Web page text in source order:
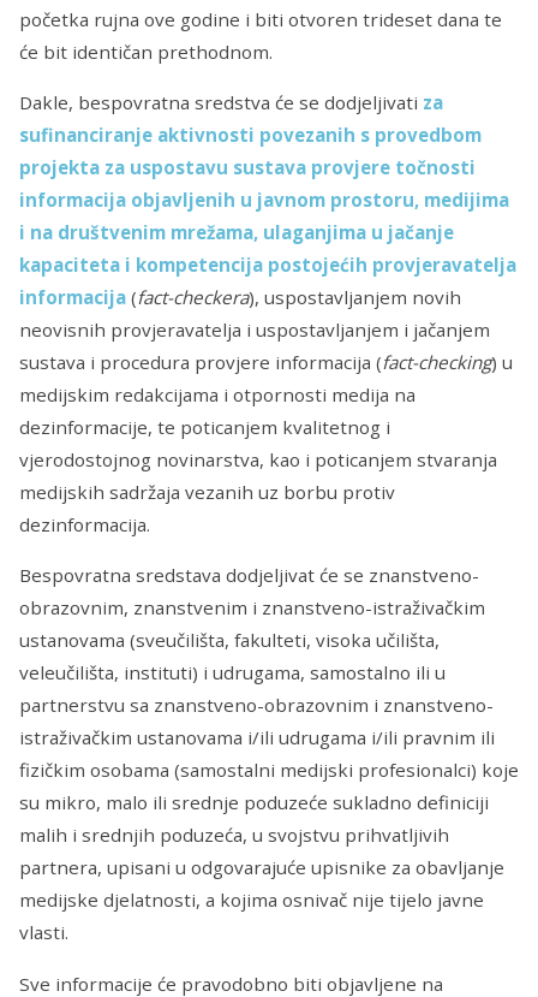
početka rujna ove godine i biti otvoren trideset dana te
će bit identičan prethodnom.
Dakle, bespovratna sredstva će se dodjeljivati za
sufinanciranje aktivnosti povezanih s provedbom
projekta za uspostavu sustava provjere točnosti
informacija objavljenih u javnom prostoru, medijima
i na društvenim mrežama, ulaganjima u jačanje
kapaciteta i kompetencija postojećih provjeravatelja
informacija (fact-checkera), uspostavljanjem novih
neovisnih provjeravatelja i uspostavljanjem i jačanjem
sustava i procedura provjere informacija (fact-checking) u
medijskim redakcijama i otpornosti medija na
dezinformacije, te poticanjem kvalitetnog i
vjerodostojnog novinarstva, kao i poticanjem stvaranja
medijskih sadržaja vezanih uz borbu protiv
dezinformacija.
Bespovratna sredstava dodjeljivat će se znanstveno-
obrazovnim, znanstvenim i znanstveno-istraživačkim
ustanovama (sveučilišta, fakulteti, visoka učilišta,
veleučilišta, instituti) i udrugama, samostalno ili u
partnerstvu sa znanstveno-obrazovnim i znanstveno-
istraživačkim ustanovama i/ili udrugama i/ili pravnim ili
fizičkim osobama (samostalni medijski profesionalci) koje
su mikro, malo ili srednje poduzeće sukladno definiciji
malih i srednjih poduzeća, u svojstvu prihvatljivih
partnera, upisani u odgovarajuće upisnike za obavljanje
medijske djelatnosti, a kojima osnivač nije tijelo javne
vlasti.
Sve informacije će pravodobno biti objavljene na